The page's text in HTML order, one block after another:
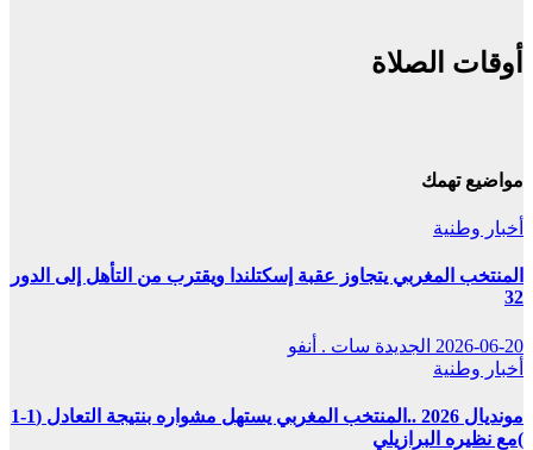
أوقات الصلاة
مواضيع تهمك
أخبار وطنية
المنتخب المغربي يتجاوز عقبة إسكتلندا ويقترب من التأهل إلى الدور
32
2026-06-20 الجديدة سات . أنفو
أخبار وطنية
مونديال 2026 ..المنتخب المغربي يستهل مشواره بنتيجة التعادل (1-1
)مع نظيره البرازيلي